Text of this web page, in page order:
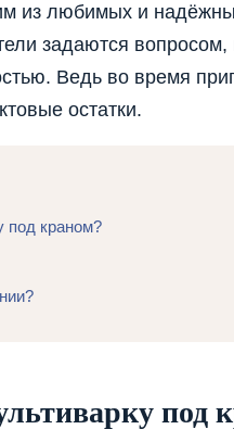
из любимых и
задаются вопросом,
Ведь во время
остатки.
под краном?
под